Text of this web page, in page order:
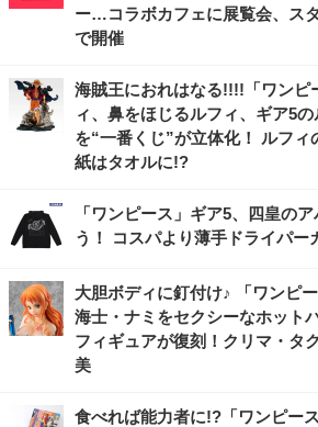
ー…コラボカフェに展覧会、ス
で開催
海賊王におれはなる!!!!「ワンピ
ィ、鼻をほじるルフィ、ギア5
を“一番くじ”が立体化！ ルフィ
紙はタオルに!?
「ワンピース」ギア5、四皇の
う！ コスパより薄手ドライパー
大胆ボディに釘付け♪ 「ワンピ
海士・ナミをセクシーなホット
フィギュアが復刻！クリマ・タ
美
食べれば能力者に!?「ワンピー